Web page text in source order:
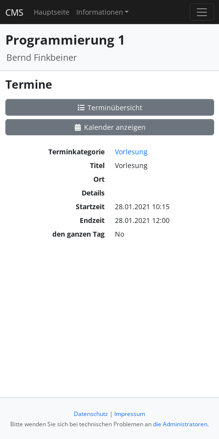
CMS Hauptseite Informationen
Programmierung 1
Bernd Finkbeiner
Termine
Terminübersicht
Kalender anzeigen
Terminkategorie
Vorlesung
Titel
Vorlesung
Ort
Details
Startzeit
28.01.2021 10:15
Endzeit
28.01.2021 12:00
den ganzen Tag
No
Datenschutz | Impressum
Bitte wenden Sie sich bei technischen Problemen andie Administratoren.